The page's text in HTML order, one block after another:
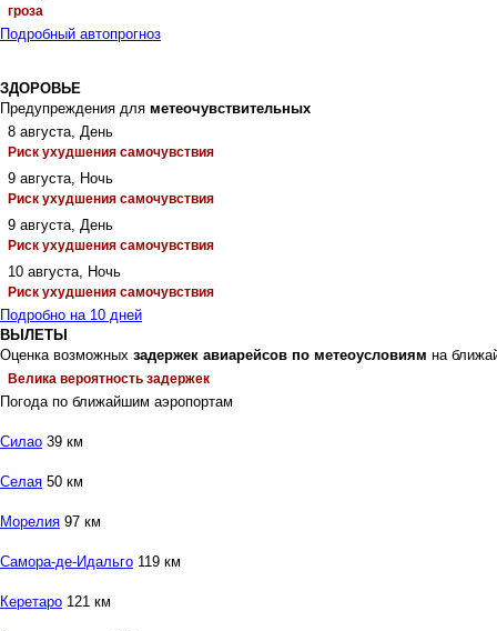
гроза
Подробный автопрогноз
ЗДОРОВЬЕ
Предупреждения для метеочувствительных
8 августа, День
Риск ухудшения самочувствия
9 августа, Ночь
Риск ухудшения самочувствия
9 августа, День
Риск ухудшения самочувствия
10 августа, Ночь
Риск ухудшения самочувствия
Подробно на 10 дней
ВЫЛЕТЫ
Оценка возможных задержек авиарейсов по метеоусловиям на
Велика вероятность задержек
Погода по ближайшим аэропортам
Силао 39 км
Селая 50 км
Морелия 97 км
Самора-де-Идальго 119 км
Керетаро 121 км